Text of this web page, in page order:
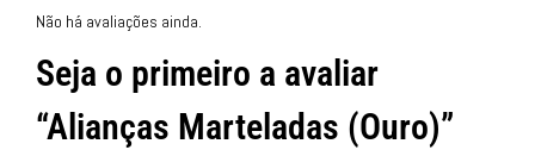
Não há avaliações ainda.
Seja o primeiro a avaliar
“Alianças Marteladas (Ouro)”